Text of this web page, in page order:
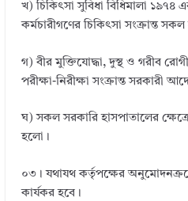
খ) চিকিৎসা সুবিধা বিধিমালা ১৯৭৪
কর্মচারীগণের চিকিৎসা সংক্রান্ত
গ) বীর মুক্তিযোদ্ধা, দুস্থ ও গরীব
পরীক্ষা-নিরীক্ষা সংক্রান্ত সরকারী
ঘ) সকল সরকারি হাসপাতালের ক্ষেত্রে
হলো।
০৩। যথাযথ কর্তৃপক্ষের
কার্যকর হবে।